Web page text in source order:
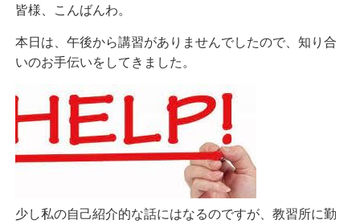
皆様、こんばんわ。
本日は、午後から講習がありませんでしたので、知り合
いのお手伝いをしてきました。
少し私の自己紹介的な話にはなるのですが、教習所に勤